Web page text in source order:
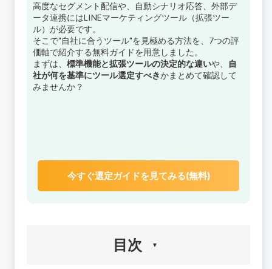
高度なセグメント配信や、自動シナリオ応答、外部デ
ータ連携にはLINEマーケティングツール（拡張ツー
ル）が必要です。
そこで"自社に合うツール"を見極める方法を、7つの評
価軸で紹介する無料ガイドを用意しました。
まずは、 標準機能と拡張ツールの決定的な違いや、
自
社が何を基準にツール選定すべきかまとめて確認して
みませんか？
今すぐ選定ガイドを見てみる(無料)
目次